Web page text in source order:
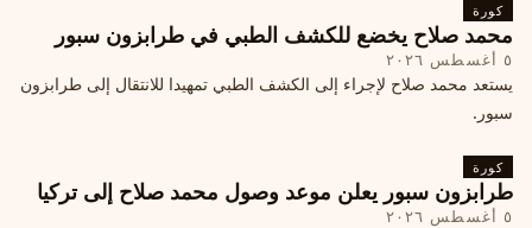
كورة
محمد صلاح يخضع للكشف الطبي في طرابزون سبور
٥ أغسطس ٢٠٢٦
يستعد محمد صلاح لإجراء إلى الكشف الطبي تمهيدا للانتقال إلى طرابزون
سبور.
كورة
طرابزون سبور يعلن موعد وصول محمد صلاح إلى تركيا
٥ أغسطس ٢٠٢٦